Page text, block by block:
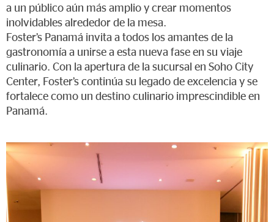
a un público aún más amplio y crear momentos
inolvidables alrededor de la mesa.
Foster’s Panamá invita a todos los amantes de la
gastronomía a unirse a esta nueva fase en su viaje
culinario. Con la apertura de la sucursal en Soho City
Center, Foster’s continúa su legado de excelencia y se
fortalece como un destino culinario imprescindible en
Panamá.